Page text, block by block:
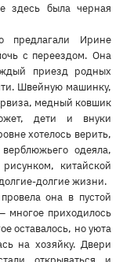
здесь была черная
Ирине
с переездом. Она
приезд родных
Швейную машинку,
медный ковшик
дети и внуки
хотелось верить,
одеяла,
китайской
долгие жизни.
она в пустой
многое приходилось
оставалось, но уюта
на хозяйку. Двери